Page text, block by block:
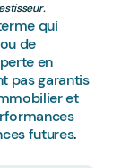
qui
de
en
pas garantis
et
futures.